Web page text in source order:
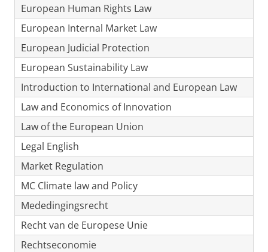
European Human Rights Law
European Internal Market Law
European Judicial Protection
European Sustainability Law
Introduction to International and European Law
Law and Economics of Innovation
Law of the European Union
Legal English
Market Regulation
MC Climate law and Policy
Mededingingsrecht
Recht van de Europese Unie
Rechtseconomie